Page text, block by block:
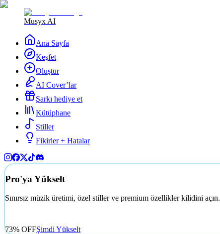
Musyx AI
Ana Sayfa
Keşfet
Oluştur
AI Cover’lar
Şarkı hediye et
Kütüphane
Stiller
Fikirler + Hatalar
Pro'ya Yükselt
Sınırsız müzik üretimi, özel stiller ve premium özellikler kilidini açın.
73% OFFŞimdi Yükselt